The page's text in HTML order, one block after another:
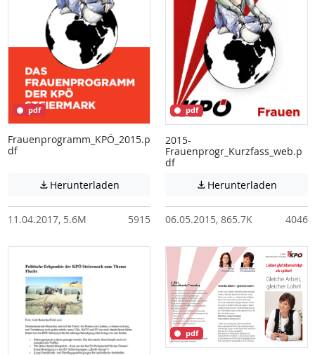
pdf
Frauenprogramm_KPÖ_2015.p
df
 Herunterladen Achtung: Diese Datei enthält unter
11.04.2017, 5.6M 5915
pdf
2015-
Frauenprogr_Kurzfass_web.p
df
 Herunterladen
06.05.2015, 865.7K 4046
pdf